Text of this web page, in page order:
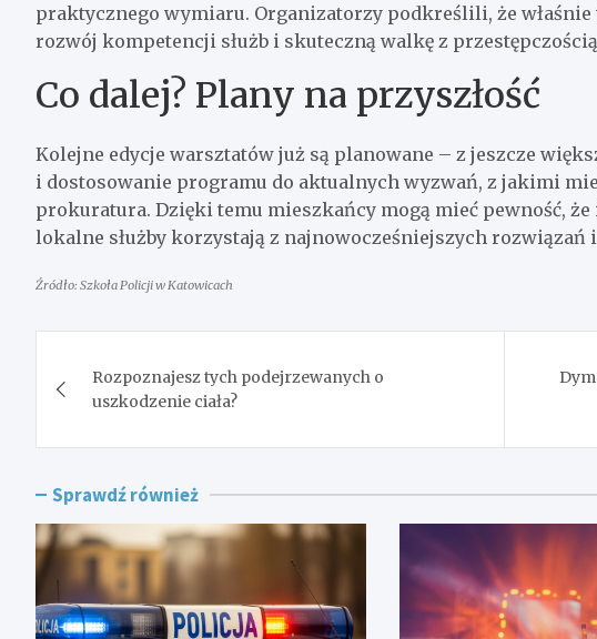
praktycznego wymiaru. Organizatorzy podkreślili, że właśnie
rozwój kompetencji służb i skuteczną walkę z
Co dalej? Plany na przyszłość
Kolejne edycje warsztatów już są planowane – z jeszcze
i dostosowanie programu do aktualnych wyzwań, z jakimi
prokuratura. Dzięki temu mieszkańcy mogą mieć pewność,
lokalne służby korzystają z najnowocześniejszych rozwiązań
Źródło: Szkoła Policji w Katowicach
wpisu
Rozpoznajesz tych podejrzewanych o
uszkodzenie ciała?
Sprawdź również